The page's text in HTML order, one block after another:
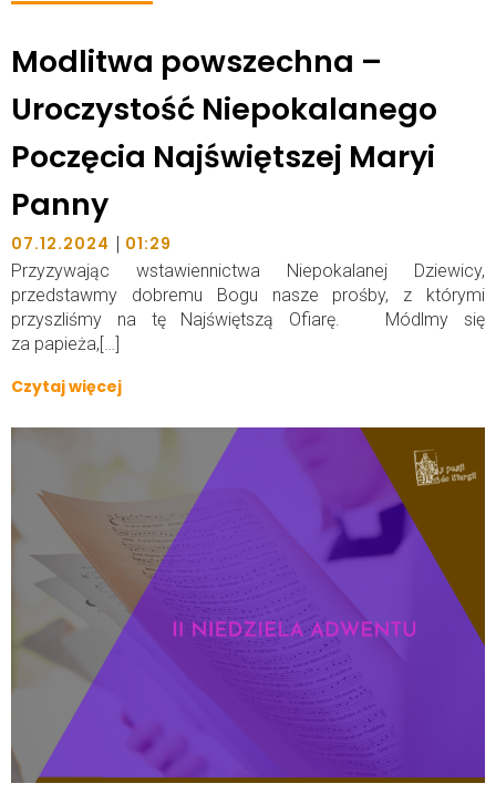
Modlitwa powszechna –
Uroczystość Niepokalanego
Poczęcia Najświętszej Maryi
Panny
07.12.2024 | 01:29
Przyzywając wstawiennictwa Niepokalanej Dziewicy,
przedstawmy dobremu Bogu nasze prośby, z którymi
przyszliśmy na tę Najświętszą Ofiarę. Módlmy się
za papieża,[…]
Czytaj więcej